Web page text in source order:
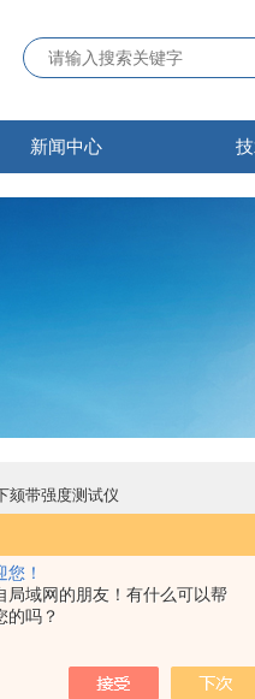
您！
局域网的朋友！有什么可以帮
的吗？
新闻中心
颏带强度测试仪
全帽下颏带强
国内安全帽检测设备